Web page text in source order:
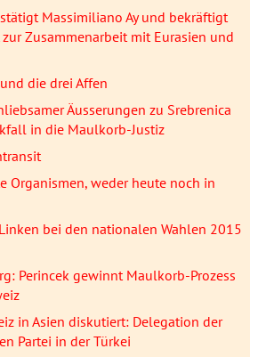
Massimiliano Ay und bekräftigt
zur Zusammenarbeit mit Eurasien und
die drei Affen
Äusserungen zu Srebrenica
in die Maulkorb-Justiz
Organismen, weder heute noch in
bei den nationalen Wahlen 2015
Perincek gewinnt Maulkorb-Prozess
in Asien diskutiert: Delegation der
Partei in der Türkei